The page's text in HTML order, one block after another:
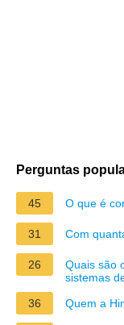
Perguntas
45 O que é
31 Com
26
Quais são
sistemas
36
Quem a